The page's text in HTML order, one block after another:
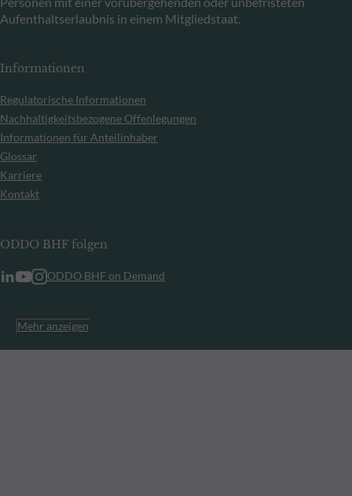
Aufenthaltserlaubnis in einem Mitgliedstaat.
Informationen
Regulatorische Informationen
Nachhaltigkeitsbezogene Offenlegungen
Informationen für Anteilinhaber
Glossar
Karriere
Kontakt
ODDO BHF folgen
ODDO BHF on Demand
Mehr anzeigen